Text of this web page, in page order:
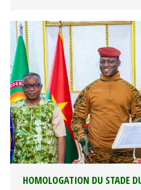
HOMOLOGATION DU STADE